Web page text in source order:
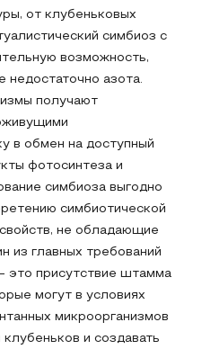
от клубеньковых
симбиоз с
возможность,
недостаточно азота.
получают
в обмен на доступный
фотосинтеза и
симбиоза выгодно
симбиотической
не обладающие
из главных требований
это присутствие штамма
могут в условиях
микроорганизмов
и создавать